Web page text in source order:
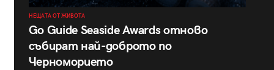
НЕЩАТА ОТ ЖИВОТА
Go Guide Seaside Awards отново
събират най-доброто по
Черноморието